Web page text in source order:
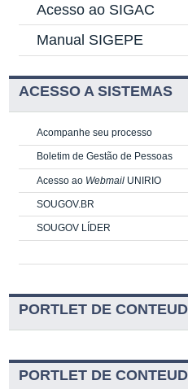
Acesso ao SIGAC
Manual SIGEPE
ACESSO A SISTEMAS
Acompanhe seu processo
Boletim de Gestão de Pessoas
Acesso ao Webmail UNIRIO
SOUGOV.BR
SOUGOV LÍDER
PORTLET DE
PORTLET DE